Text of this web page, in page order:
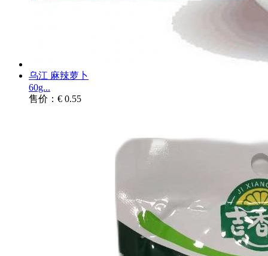
乌江 麻辣萝卜
60g...
售价：€ 0.55